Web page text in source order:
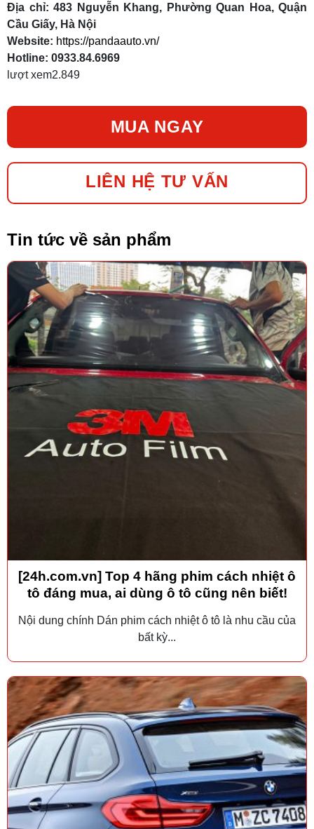
Địa chỉ: 483 Nguyễn Khang, Phường Quan Hoa, Quận
Cầu Giấy, Hà Nội
Website: https://pandaauto.vn/
Hotline: 0933.84.6969
lượt xem2.849
MUA NGAY
LIÊN HỆ TƯ VẤN
Tin tức về sản phẩm
[24h.com.vn] Top 4 hãng phim cách nhiệt ô
tô đáng mua, ai dùng ô tô cũng nên biết!
Nội dung chính Dán phim cách nhiệt ô tô là nhu cầu của
bất kỳ...